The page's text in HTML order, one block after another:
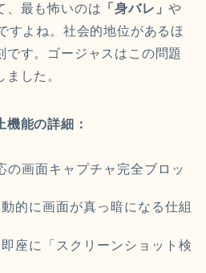
、最も怖いのは 「身バレ」や
すよね。社会的地位があるほ
です。ゴージャスはこの問題
した。
機能の詳細：
画面キャプチャ完全ブロッ
的に画面が真っ暗になる仕組
座に「スクリーンショット検